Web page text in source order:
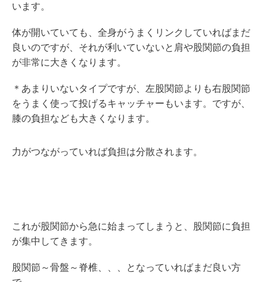
います。
体が開いていても、全身がうまくリンクしていればまだ
良いのですが、それが利いていないと肩や股関節の負担
が非常に大きくなります。
＊あまりいないタイプですが、左股関節よりも右股関節
をうまく使って投げるキャッチャーもいます。ですが、
膝の負担なども大きくなります。
力がつながっていれば負担は分散されます。
これが股関節から急に始まってしまうと、股関節に負担
が集中してきます。
股関節～骨盤～脊椎、、、となっていればまだ良い方